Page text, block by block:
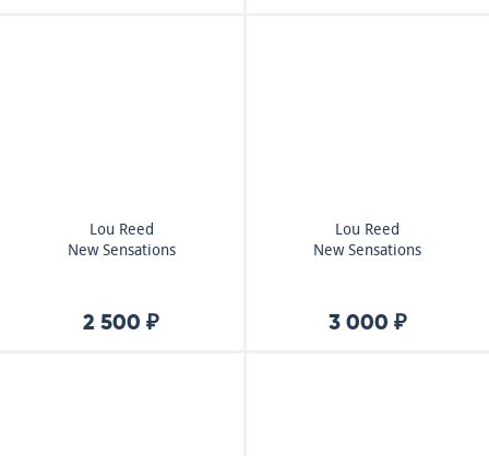
Lou Reed
New Sensations
2 500 ₽
Lou Reed
New Sensations
3 000 ₽